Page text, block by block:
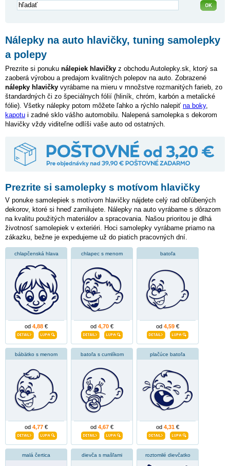
Nálepky na auto hlavičky, tuning samolepky
a polepy
Prezrite si ponuku nálepiek hlavičky z obchodu Autolepky.sk, ktorý sa
zaoberá výrobou a predajom kvalitných polepov na auto. Zobrazené
nálepky hlavičky vyrábame na mieru v množstve rozmanitých farieb, zo
štandardných či zo špeciálnych fólií (hliník, chróm, karbón a metalické
fólie). Všetky nálepky potom môžete ľahko a rýchlo nalepiť na boky,
kapotu i zadné sklo vášho automobilu. Nalepená samolepka s dekorom
hlavičky vždy viditeľne odlíši vaše auto od ostatných.
Prezrite si samolepky s motívom hlavičky
V ponuke samolepiek s motívom hlavičky nájdete celý rad obľúbených
dekorov, ktoré si hneď zamilujete. Nálepky na auto vyrábame s dôrazom
na kvalitu použitých materiálov a spracovania. Našou prioritou je dlhá
životnosť samolepiek v exteriéri. Hoci samolepky vyrábame priamo na
zákazku, bežne je expedujeme už do piatich pracovných dní.
chlapčenská hlava
od 4,88 €
chlapec s menom
od 4,70 €
batoľa
od 4,59 €
bábätko s menom
od 4,77 €
batoľa s cumlíkom
od 4,67 €
plačúce batoľa
od 4,31 €
malá čertica dievča s mašľami roztomilé dievčatko